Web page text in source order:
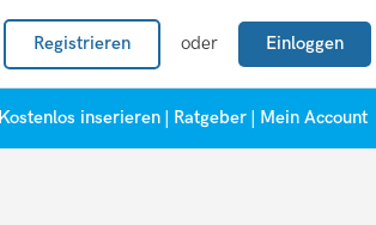
Registrieren oder Einloggen
Kostenlos inserieren Ratgeber Mein Account